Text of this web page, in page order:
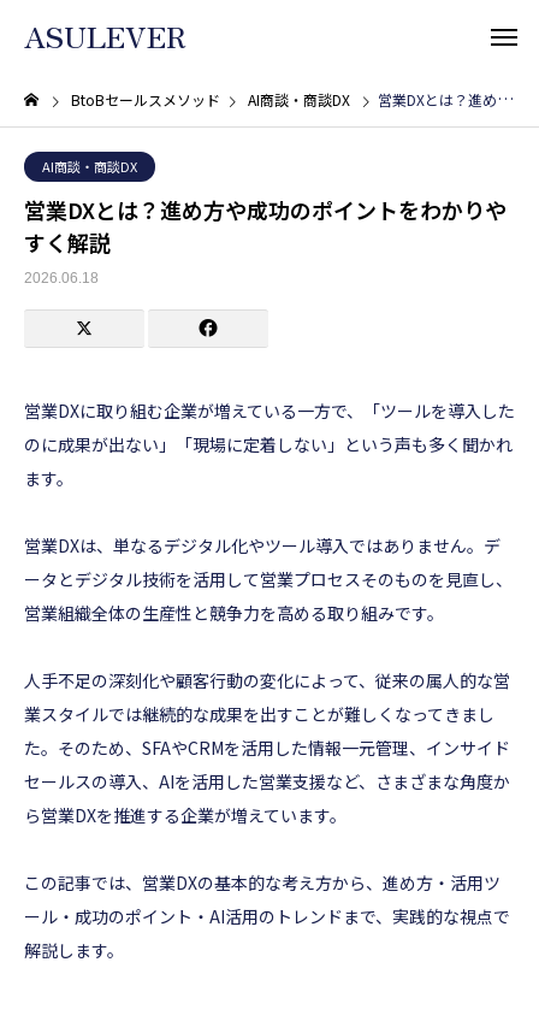
ASULEVER
BtoBセールスメソッド AI商談・商談DX 営業DXとは？進め方や成功のポイントをわかりやすく解説
AI商談・商談DX
営業DXとは？進め方や成功のポイントをわかりや
すく解説
2026.06.18
営業DXに取り組む企業が増えている一方で、「ツールを導入した
のに成果が出ない」「現場に定着しない」という声も多く聞かれ
ます。
営業DXは、単なるデジタル化やツール導入ではありません。デ
ータとデジタル技術を活用して営業プロセスそのものを見直し、
営業組織全体の生産性と競争力を高める取り組みです。
人手不足の深刻化や顧客行動の変化によって、従来の属人的な営
業スタイルでは継続的な成果を出すことが難しくなってきまし
た。そのため、SFAやCRMを活用した情報一元管理、インサイド
セールスの導入、AIを活用した営業支援など、さまざまな角度か
ら営業DXを推進する企業が増えています。
この記事では、営業DXの基本的な考え方から、進め方・活用ツ
ール・成功のポイント・AI活用のトレンドまで、実践的な視点で
解説します。